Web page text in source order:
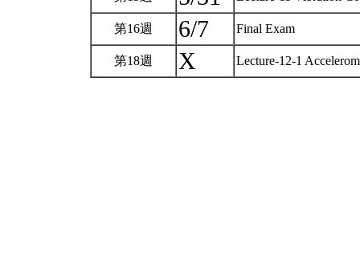
第16週 6/7 Final Exam
第18週 X Lecture-12-1